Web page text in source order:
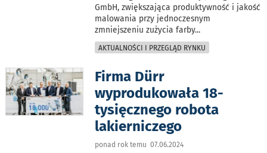
GmbH, zwiększająca produktywność i jakość
malowania przy jednoczesnym
zmniejszeniu zużycia farby...
AKTUALNOŚCI I PRZEGLĄD RYNKU
Firma Dürr
wyprodukowała 18-
tysięcznego robota
lakierniczego
ponad rok temu 07.06.2024